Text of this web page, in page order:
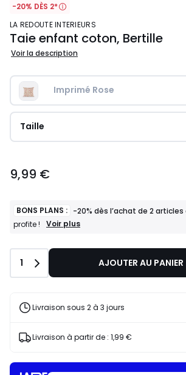
-20% DÈS 2*
LA REDOUTE INTERIEURS
Taie enfant coton, Bertille
Voir la description
Imprimé Rose
Taille
€.
9,99 €
BONS PLANS : -20% dès l’achat de 2 articles
profite !
BONS
-20%
l’achat
articles
J'en
Voir plus
Quantité
1 AJOUTER AU PANIER
Livraison sous 2 à 3 jours
Livraison à partir de : 1,99 €